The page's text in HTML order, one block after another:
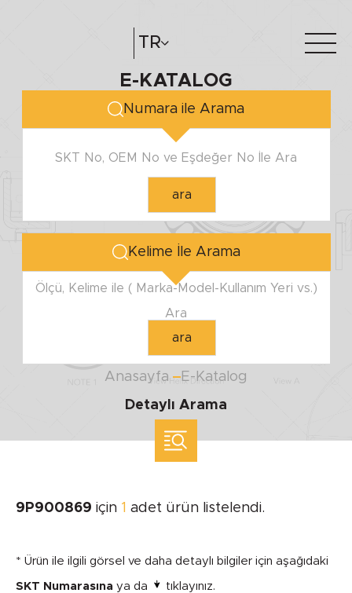
TR
Hakkımızda e-katalog
E-KATALOG
Numara ile Arama
SKT No, OEM No ve Eşdeğer No İle Ara
ara
Kelime İle Arama
Ölçü, Kelime ile ( Marka-Model-Kullanım Yeri vs.)
Ara
ara
Anasayfa
E-Katalog
Detaylı Arama
Minimum
Maximum
YUVA ÇAPI
Minimum
YÜKSEKLİK
Minimum
ölçü ile arama yap
SEGMENT
9P900869 için 1 adet ürün listelendi.
* Ürün ile ilgili görsel ve daha detaylı bilgiler için aşağıdaki
SKT Numarasına ya da tıklayınız.